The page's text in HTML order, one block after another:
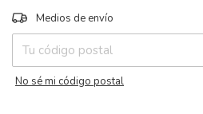
Entregas para el CP:
Medios de envío
No sé mi código postal